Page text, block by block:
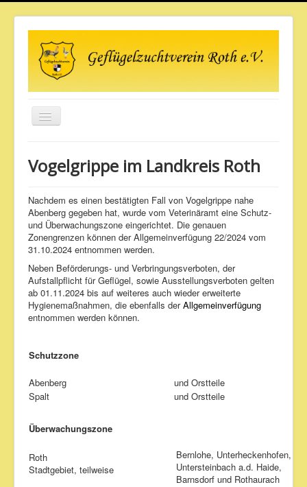
Toggle
Wir über uns
Unsere Tiere
Termine
Veranstaltungen
Pinwand
Galerie
Kontakt
Impressum
Vogelgrippe im Landkreis Roth
Nachdem es einen bestätigten Fall von Vogelgrippe nahe
Abenberg gegeben hat, wurde vom Veterinäramt eine Schutz-
und Überwachungszone eingerichtet. Die genauen
Zonengrenzen können der Allgemeinverfügung 22/2024 vom
31.10.2024 entnommen werden.
Neben Beförderungs- und Verbringungsverboten, der
Aufstallpflicht für Geflügel, sowie Ausstellungsverboten gelten
ab 01.11.2024 bis auf weiteres auch wieder erweiterte
Hygienemaßnahmen, die ebenfalls derAllgemeinverfügung
entnommen werden können.
Schutzzone
Abenberg
und Orstteile
Spalt
und Orstteile
Überwachungszone
Roth
Stadtgebiet, teilweise
Bernlohe, Unterheckenhofen,
Untersteinbach a.d. Haide,
Barnsdorf und Rothaurach